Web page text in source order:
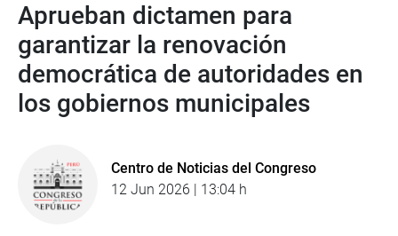
Aprueban dictamen para
garantizar la renovación
democrática de autoridades en
los gobiernos municipales
Centro de Noticias del Congreso
12 Jun 2026 | 13:04 h